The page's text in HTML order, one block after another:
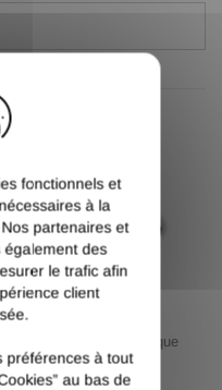
Bouchon rectangle plastique
80x40
fonctionnels et
à la
partenaires et
également des
le trafic afin
client
préférences à tout
au bas de